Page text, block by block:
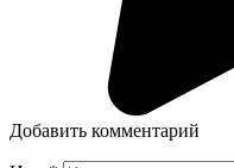
Добавить комментарий